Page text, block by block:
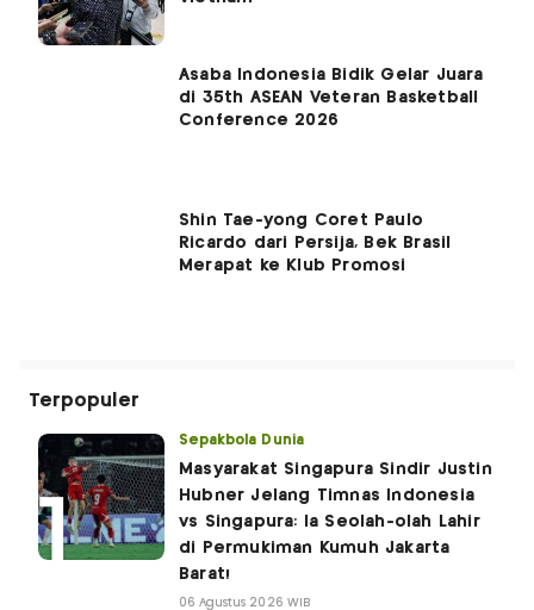
Asaba Indonesia Bidik Gelar Juara
di 35th ASEAN Veteran Basketball
Conference 2026
Shin Tae-yong Coret Paulo
Ricardo dari Persija, Bek Brasil
Merapat ke Klub Promosi
Terpopuler
Sepakbola Dunia
Masyarakat Singapura Sindir Justin
Hubner Jelang Timnas Indonesia
vs Singapura: Ia Seolah-olah Lahir
di Permukiman Kumuh Jakarta
Barat!
06 Agustus 2026 WIB